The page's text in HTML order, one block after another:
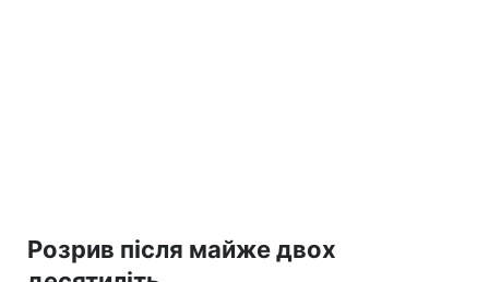
Розрив після майже двох